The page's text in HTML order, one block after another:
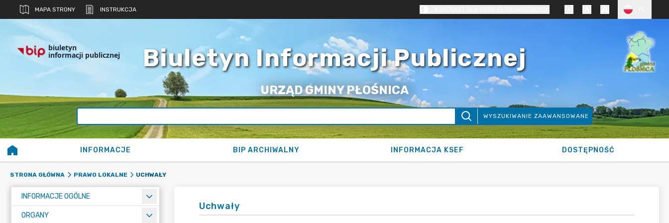
MAPA STRONY INSTRUKCJA
biuletyn
informacji publicznej Biuletyn Informacji Publicznej
URZĄD GMINY PŁOŚNICA
WYSZUKIWANIE ZAAWANSOWANE
INFORMACJE BIP ARCHIWALNY INFORMACJA KSEF DOSTĘPNOŚĆ
STRONA GŁÓWNA PRAWO LOKALNE UCHWAŁY
INFORMACJE OGÓLNE
ORGANY
Uchwały